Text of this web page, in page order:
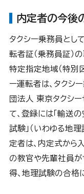
内定者の今後
タクシー乗務員とし
転者証（乗務員証）
特定指定地域（特別
ー運転者は、タクシ
団法人 東京タクシ
て、登録には「輸送
試験」（いわゆる地
定者は、内定式から
の教官や先輩社員が
得、地理試験の合格